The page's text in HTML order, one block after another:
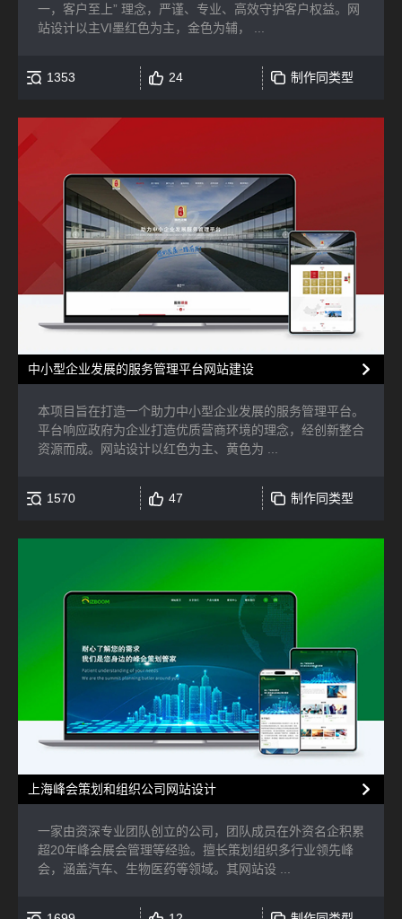
一，客户至上” 理念，严谨、专业、高效守护客户权益。网
站设计以主VI墨红色为主，金色为辅， ...
1353 24 制作同类型
中小型企业发展的服务管理平台网站建设
本项目旨在打造一个助力中小型企业发展的服务管理平台。
平台响应政府为企业打造优质营商环境的理念，经创新整合
资源而成。网站设计以红色为主、黄色为 ...
1570 47 制作同类型
上海峰会策划和组织公司网站设计
一家由资深专业团队创立的公司，团队成员在外资名企积累
超20年峰会展会管理等经验。擅长策划组织多行业领先峰
会，涵盖汽车、生物医药等领域。其网站设 ...